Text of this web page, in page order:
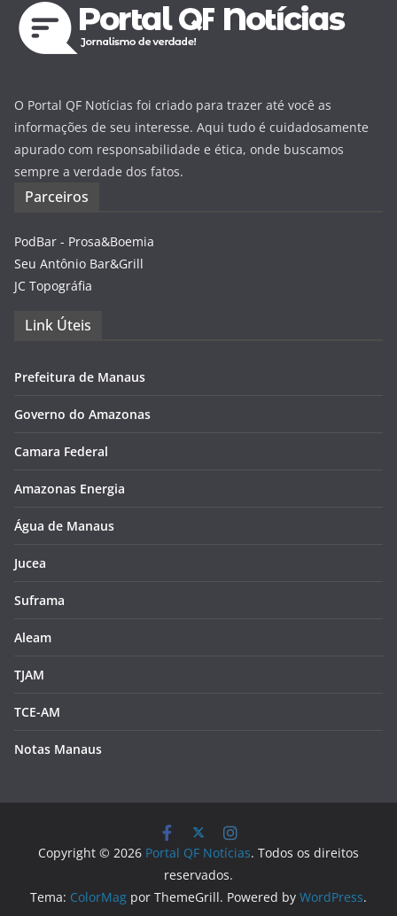
O Portal QF Notícias foi criado para trazer até você as
informações de seu interesse. Aqui tudo é cuidadosamente
apurado com responsabilidade e ética, onde buscamos
sempre a verdade dos fatos.
Parceiros
PodBar - Prosa&Boemia
Seu Antônio Bar&Grill
JC Topográfia
Link Úteis
Prefeitura de Manaus
Governo do Amazonas
Camara Federal
Amazonas Energia
Água de Manaus
Jucea
Suframa
Aleam
TJAM
TCE-AM
Notas Manaus
Copyright © 2026 Portal QF Notícias. Todos os direitos
reservados.
Tema: ColorMag por ThemeGrill. Powered by WordPress.